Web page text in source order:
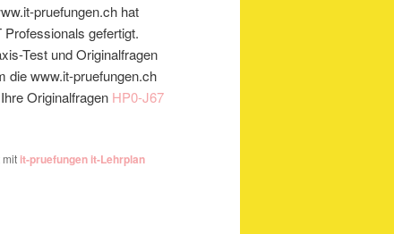
pruefungen.ch hat
gefertigt.
Test und Originalfragen
die www.it-pruefungen.ch
Originalfragen HP0-J67
mit it-pruefungen it-Lehrplan